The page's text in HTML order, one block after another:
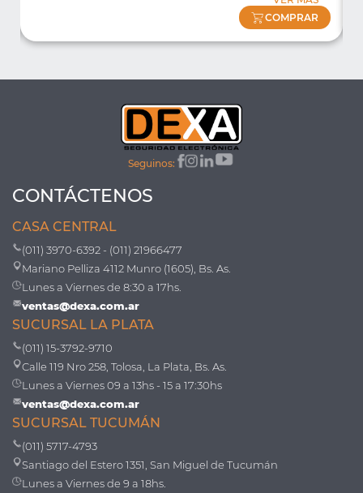
COMPRAR
Seguinos:
CONTÁCTENOS
CASA CENTRAL
(011) 3970-6392 - (011) 21966477
Mariano Pelliza 4112 Munro (1605), Bs. As.
Lunes a Viernes de 8:30 a 17hs.
ventas@dexa.com.ar
SUCURSAL LA PLATA
(011) 15-3792-9710
Calle 119 Nro 258, Tolosa, La Plata, Bs. As.
Lunes a Viernes 09 a 13hs - 15 a 17:30hs
ventas@dexa.com.ar
SUCURSAL TUCUMÁN
(011) 5717-4793
Santiago del Estero 1351, San Miguel de Tucumán
Lunes a Viernes de 9 a 18hs.